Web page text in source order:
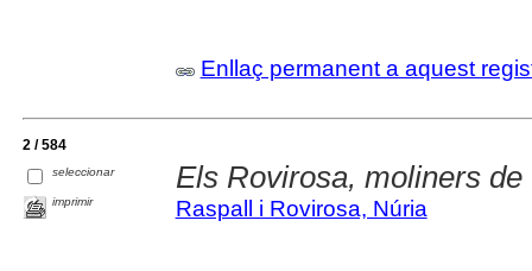
Enllaç permanent a aquest
2 / 584
seleccionar
imprimir
Els Rovirosa, moliners de
Raspall i Rovirosa, Núria